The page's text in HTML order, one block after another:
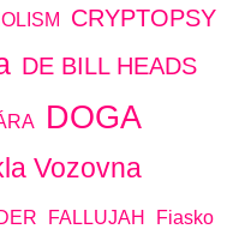
CRYPTOPSY
DE BILL HEADS
DOGA
Vozovna
FALLUJAH Fiasko